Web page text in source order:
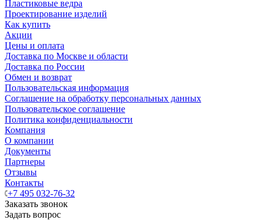
Пластиковые ведра
Проектирование изделий
Как купить
Акции
Цены и оплата
Доставка по Москве и области
Доставка по России
Обмен и возврат
Пользовательская информация
Соглашение на обработку персональных данных
Пользовательское соглашение
Политика конфиденциальности
Компания
О компании
Документы
Партнеры
Отзывы
Контакты
+7 495 032-76-32
Заказать звонок
Задать вопрос